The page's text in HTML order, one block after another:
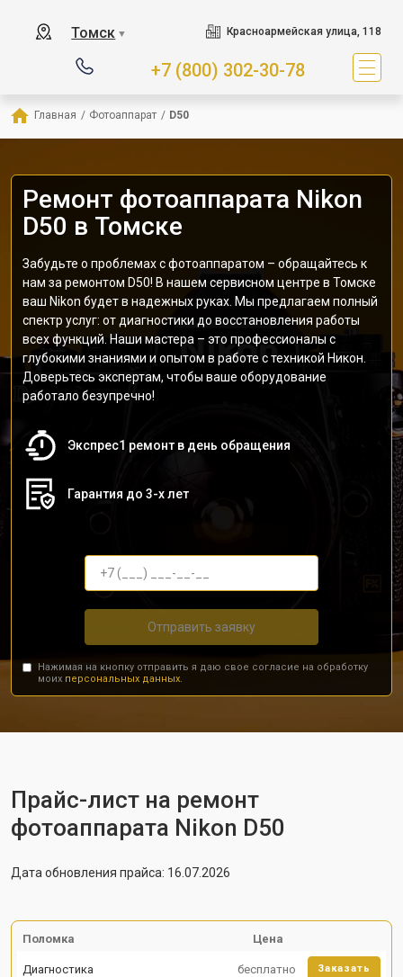
Томск ▼ Красноармейская улица, 118
+7 (800) 302-30-78
Главная / Фотоаппарат / D50
Ремонт фотоаппарата Nikon
D50 в Томске
Забудьте о проблемах с фотоаппаратом – обращайтесь к
нам за ремонтом D50! В нашем сервисном центре в Томске
ваш Nikon будет в надежных руках. Мы предлагаем полный
спектр услуг: от диагностики до восстановления работы
всех функций. Наши мастера – это профессионалы с
глубокими знаниями и опытом в работе с техникой Никон.
Доверьтесь экспертам, чтобы ваше оборудование
работало безупречно!
Экспрес1 ремонт в день обращения
Гарантия до 3-х лет
Отправить заявку
Нажимая на кнопку отправить я даю свое согласие на обработку
моих персональных данных.
Прайс-лист на ремонт
фотоаппарата Nikon D50
Дата обновления прайса: 16.07.2026
Поломка Цена
Диагностика бесплатно Заказать